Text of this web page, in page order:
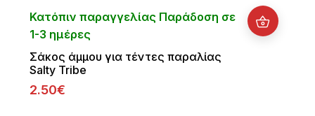
Κατόπιν παραγγελίας Παράδοση σε
1-3 ημέρες
Σάκος άμμου για τέντες παραλίας
Salty Tribe
2.50€